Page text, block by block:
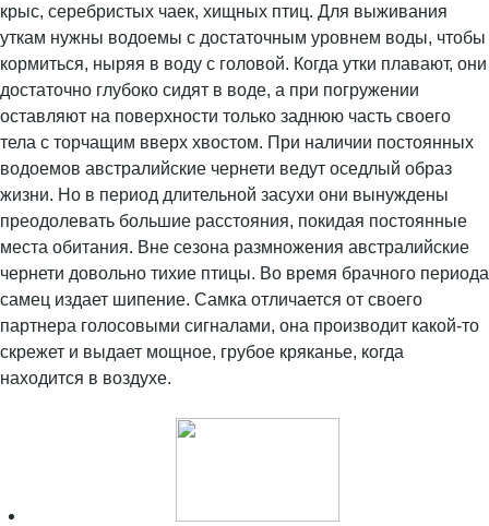
крыс, серебристых чаек, хищных птиц. Для выживания
уткам нужны водоемы с достаточным уровнем воды, чтобы
кормиться, ныряя в воду с головой. Когда утки плавают, они
достаточно глубоко сидят в воде, а при погружении
оставляют на поверхности только заднюю часть своего
тела с торчащим вверх хвостом. При наличии постоянных
водоемов австралийские чернети ведут оседлый образ
жизни. Но в период длительной засухи они вынуждены
преодолевать большие расстояния, покидая постоянные
места обитания. Вне сезона размножения австралийские
чернети довольно тихие птицы. Во время брачного периода
самец издает шипение. Самка отличается от своего
партнера голосовыми сигналами, она производит какой-то
скрежет и выдает мощное, грубое кряканье, когда
находится в воздухе.